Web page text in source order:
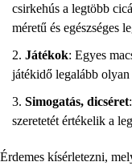
csirkehús a legtöbb
méretű és egészséges
Játékok: Egyes
játékidő legalább
Simogatás, dicséret
szeretetét értékelik a
Érdemes kísérletezni,